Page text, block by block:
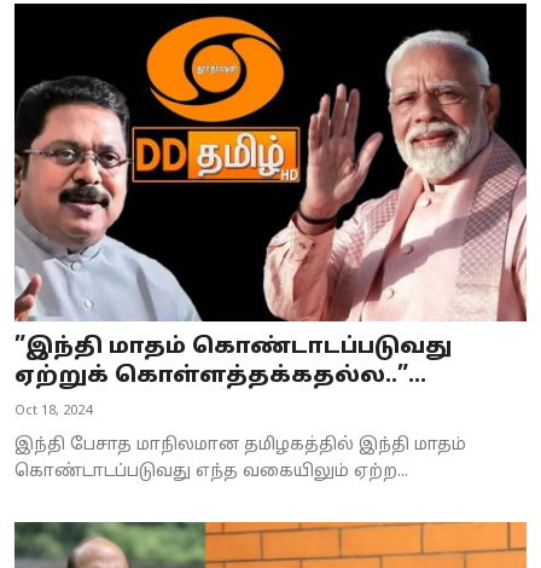
”இந்தி மாதம் கொண்டாடப்படுவது
ஏற்றுக் கொள்ளத்தக்கதல்ல..”...
Oct 18, 2024
இந்தி பேசாத மாநிலமான தமிழகத்தில் இந்தி மாதம்
கொண்டாடப்படுவது எந்த வகையிலும் ஏற்ற...